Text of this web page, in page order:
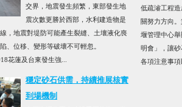
交界，地震發生頻繁，東部發生地
震次數更勝於西部，水利建造物是
，地震對堤防可能產生裂縫、土壤液化喪
、位移、變形等破壞不可輕忽。
蓮及台東發生強...
穩定砂石供需，持續推展核實
到場機制
低疏濬工程
關努力方向
堰管理中心
明會」，讓
各項注意事